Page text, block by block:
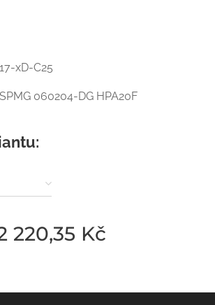
xD-C25
060204-DG HPA20F
220,35 Kč